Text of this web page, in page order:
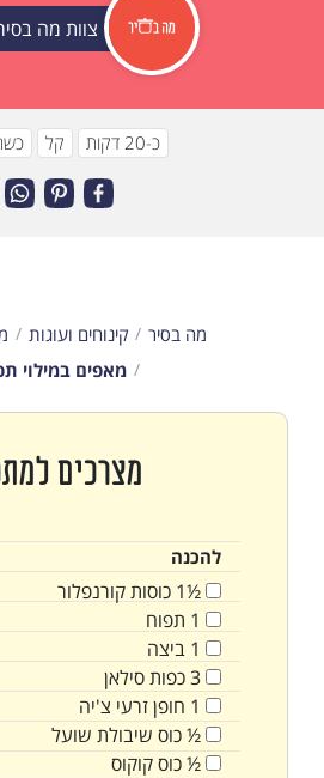
צוות מה
כ-20 דקות קל
מה בסיר קינוחים ועוגות
מאפים במילוי
מצרכים
להכנה
½1 כוסותקורנפלור
1 תפוח
1 ביצה
3כפותסילאן
1 חופןזרעי צ'יה
½כוס שיבולת שועל
½כוסקוקוס